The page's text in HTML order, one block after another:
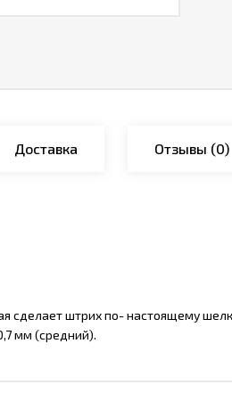
Доставка Отзывы (0)
сделает штрих по- настоящему
мм (средний).